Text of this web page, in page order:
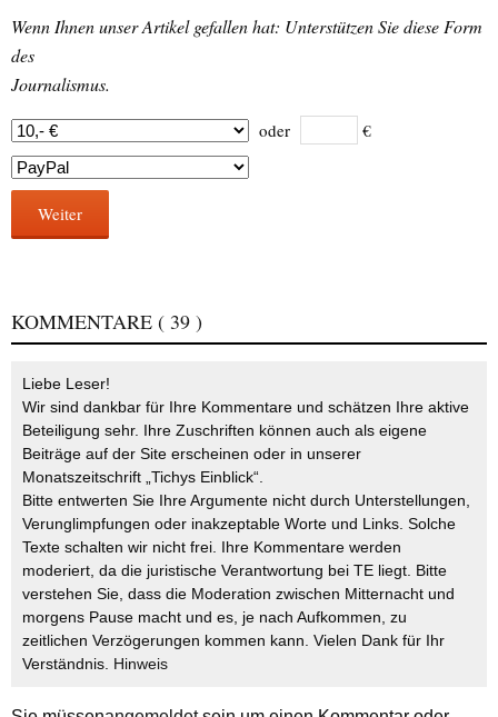
Wenn Ihnen unser Artikel gefallen hat: Unterstützen Sie diese Form
des
Journalismus.
oder €
Weiter
KOMMENTARE ( 39 )
Liebe Leser!
Wir sind dankbar für Ihre Kommentare und schätzen Ihre aktive
Beteiligung sehr. Ihre Zuschriften können auch als eigene
Beiträge auf der Site erscheinen oder in unserer
Monatszeitschrift „Tichys Einblick“.
Bitte entwerten Sie Ihre Argumente nicht durch Unterstellungen,
Verunglimpfungen oder inakzeptable Worte und Links. Solche
Texte schalten wir nicht frei. Ihre Kommentare werden
moderiert, da die juristische Verantwortung bei TE liegt. Bitte
verstehen Sie, dass die Moderation zwischen Mitternacht und
morgens Pause macht und es, je nach Aufkommen, zu
zeitlichen Verzögerungen kommen kann. Vielen Dank für Ihr
Verständnis. Hinweis